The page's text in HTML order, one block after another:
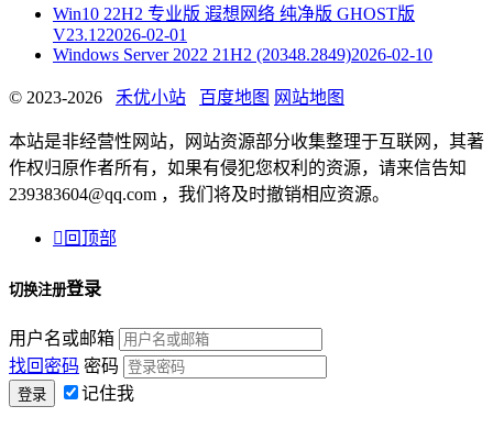
Win10 22H2 专业版 遐想网络 纯净版 GHOST版
V23.122026-02-01
Windows Server 2022 21H2 (20348.2849)2026-02-10
© 2023-2026 禾优小站 百度地图 网站地图
本站是非经营性网站，网站资源部分收集整理于互联网，其著
作权归原作者所有，如果有侵犯您权利的资源，请来信告知
239383604@qq.com ，我们将及时撤销相应资源。
 回顶部
切换注册登录
用户名或邮箱
找回密码 密码
记住我